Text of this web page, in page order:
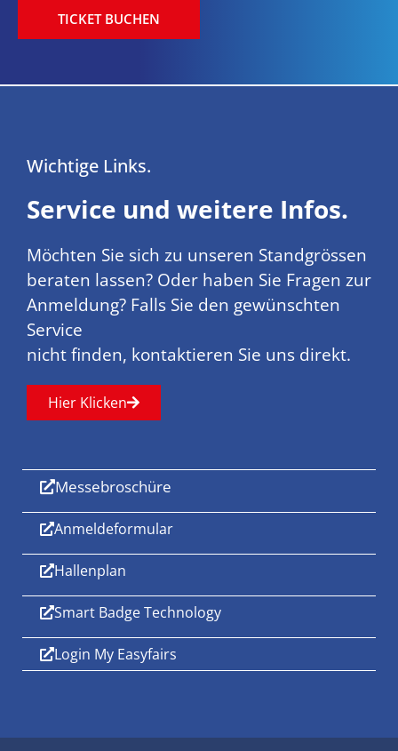
TICKET BUCHEN
Wichtige Links.
Service und weitere Infos.
Möchten Sie sich zu unseren Standgrössen
beraten lassen? Oder haben Sie Fragen zur
Anmeldung? Falls Sie den gewünschten
Service
nicht finden, kontaktieren Sie uns direkt.
Hier Klicken
Messebroschüre
Anmeldeformular
Hallenplan
Smart Badge Technology
Login My Easyfairs